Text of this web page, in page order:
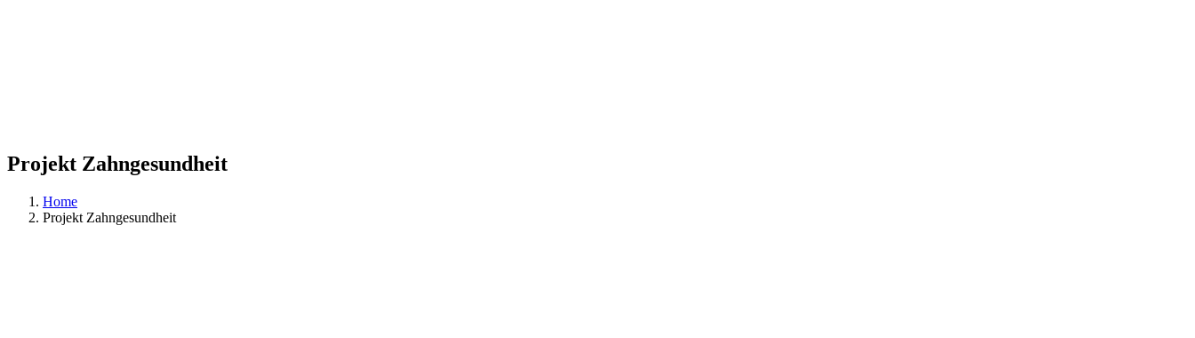
Projekt Zahngesundheit
Home
Projekt Zahngesundheit